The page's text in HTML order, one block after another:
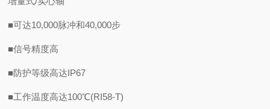
■可达10,000脉冲和40,000步
■信号精度高
■防护等级高达IP67
■工作温度高达100℃(RI58-T)